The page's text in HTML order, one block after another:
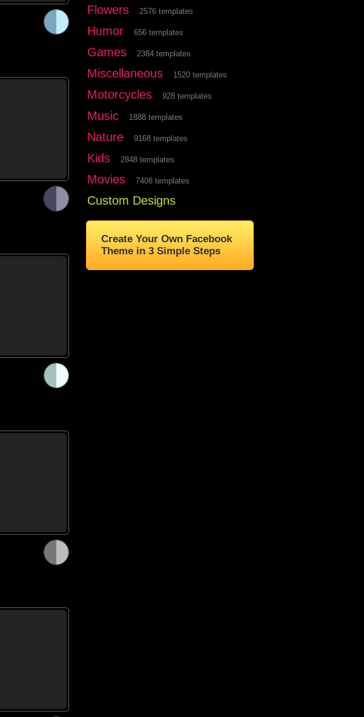
Flowers 2576 templates
Humor 656 templates
Games 2384 templates
Miscellaneous 1520 templates
Motorcycles 928 templates
Music 1888 templates
Nature 9168 templates
Kids 2848 templates
Movies 7408 templates
Custom Designs
Create Your Own Facebook
Theme in 3 Simple Steps